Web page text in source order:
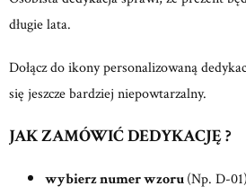
długie lata.
Dołącz do ikony personalizowaną
się jeszcze bardziej niepowtarzalny.
JAK ZAMÓWIĆ DEDYKACJĘ ?
wybierz numer wzoru(Np. D-01)